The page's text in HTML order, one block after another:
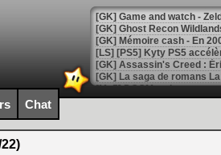
[Mo5] DOOM arrive en
[GK] Bethesda fête les 30
[GK] Roblox : l'action en
[GK] Agenda - GeForce
Chat